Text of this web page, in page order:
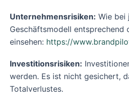
Unternehmensrisiken: Wie bei
Geschäftsmodell entsprechend
einsehen: https://
Investitionsrisiken:
werden. Es ist nicht gesichert,
Totalverlustes.